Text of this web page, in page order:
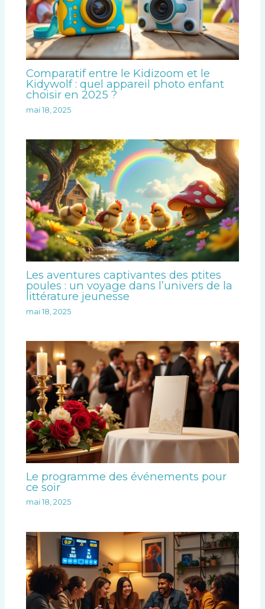
Comparatif entre le Kidizoom et le
Kidywolf : quel appareil photo enfant
choisir en 2025 ?
mai 18, 2025
Les aventures captivantes des ptites
poules : un voyage dans l’univers de la
littérature jeunesse
mai 18, 2025
Le programme des événements pour
ce soir
mai 18, 2025